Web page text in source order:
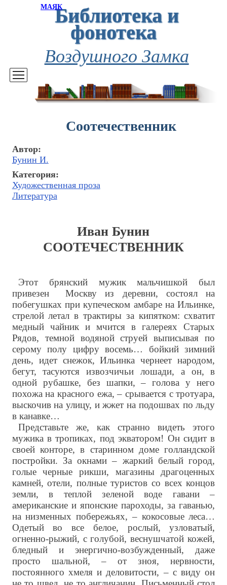
МАЯКБиблиотека и
фонотека
Воздушного Замка
Соотечественник
Автор:
Бунин И.
Категория:
Художественная проза
Литература
Иван Бунин
СООТЕЧЕСТВЕННИК
Этот брянский мужик мальчишкой был
привезен Москву из деревни, состоял на
побегушках при купеческом амбаре на Ильинке,
стрелой летал в трактиры за кипятком: схватит
медный чайник и мчится в галереях Старых
Рядов, темной водяной струей выписывая по
серому полу цифру восемь… бойкий зимний
день, идет снежок, Ильинка чернеет народом,
бегут, тасуются извозчичьи лошади, а он, в
одной рубашке, без шапки, – голова у него
похожа на красного ежа, – срывается с тротуара,
выскочив на улицу, и жжет на подошвах по льду
в канавке…
Представьте же, как странно видеть этого
мужика в тропиках, под экватором! Он сидит в
своей конторе, в старинном доме голландской
постройки. За окнами – жаркий белый город,
голые черные рикши, магазины драгоценных
камней, отели, полные туристов со всех концов
земли, в теплой зеленой воде гавани –
американские и японские пароходы, за гаванью,
на низменных побережьях, – кокосовые леса…
Одетый во все белое, рослый, узловатый,
огненно-рыжий, с голубой, веснушчатой кожей,
бледный и энергично-возбужденный, даже
просто шальной, – от зноя, нервности,
постоянного хмеля и деловитости, – с виду он